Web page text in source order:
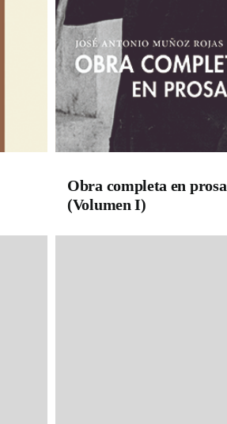
Obra completa en prosa
(Volumen I)